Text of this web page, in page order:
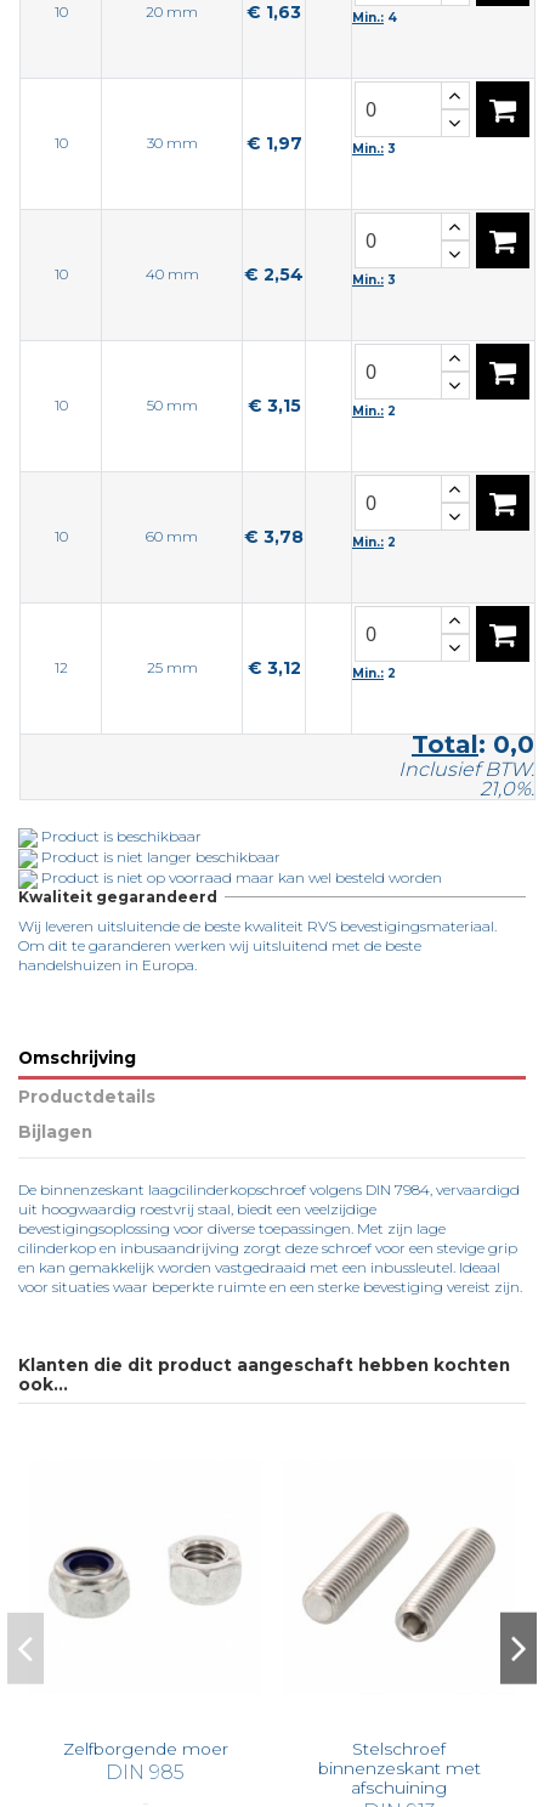
10 20 mm € 1,63 Min.: 4
10 30 mm € 1,97 Min.: 3
10 40 mm € 2,54 Min.: 3
10 50 mm € 3,15 Min.: 2
10 60 mm € 3,78 Min.: 2
12 25 mm € 3,12 Min.: 2
Total:0,0
Inclusief BTW.
21,0%.
Product is beschikbaar
Product is niet langer beschikbaar
Product is niet op voorraad maar kan wel besteld worden
Kwaliteit gegarandeerd
Wij leveren uitsluitende de beste kwaliteit RVS bevestigingsmateriaal.
Om dit te garanderen werken wij uitsluitend met de beste
handelshuizen in Europa.
Omschrijving
Productdetails
Bijlagen
De binnenzeskant laagcilinderkopschroef volgens DIN 7984, vervaardigd
uit hoogwaardig roestvrij staal, biedt een veelzijdige
bevestigingsoplossing voor diverse toepassingen. Met zijn lage
cilinderkop en inbusaandrijving zorgt deze schroef voor een stevige grip
en kan gemakkelijk worden vastgedraaid met een inbussleutel. Ideaal
voor situaties waar beperkte ruimte en een sterke bevestiging vereist zijn.
Klanten die dit product aangeschaft hebben kochten
ook...
Zelfborgende moer
DIN 985
Stelschroef
binnenzeskant met
afschuining